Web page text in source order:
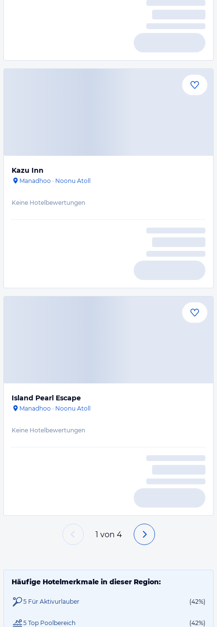
Kazu Inn
Manadhoo · Noonu Atoll
Keine Hotelbewertungen
Island Pearl Escape
Manadhoo · Noonu Atoll
Keine Hotelbewertungen
1 von 4
Häufige Hotelmerkmale in dieser Region:
5 Für Aktivurlauber (42%)
5 Top Poolbereich (42%)